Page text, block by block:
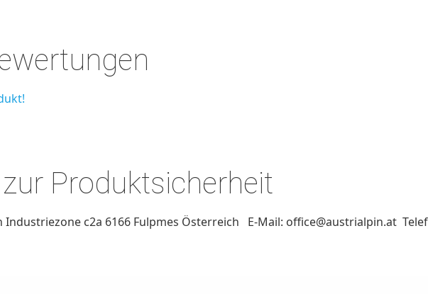
Produktsicherheit
Industriezone c2a 6166 Fulpmes Österreich E-Mail: office@austrialpin.at